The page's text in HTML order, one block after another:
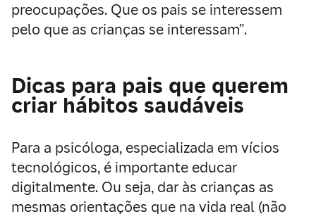
preocupações. Que os pais se interessem
pelo que as crianças se interessam”.
Dicas para pais que querem
criar hábitos saudáveis
Para a psicóloga, especializada em vícios
tecnológicos, é importante educar
digitalmente. Ou seja, dar às crianças as
mesmas orientações que na vida real (não